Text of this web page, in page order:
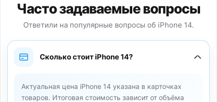
Часто задаваемые вопросы
Ответили на популярные вопросы об iPhone 14.
Сколько стоит iPhone 14?
Актуальная цена iPhone 14 указана в карточках
товаров. Итоговая стоимость зависит от объёма